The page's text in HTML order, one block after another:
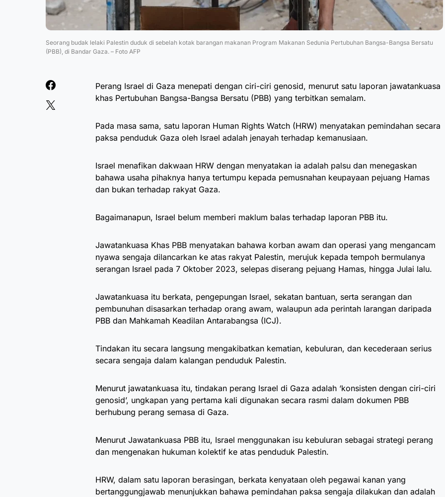
Seorang budak lelaki Palestin duduk di sebelah kotak barangan makanan Program Makanan Sedunia Pertubuhan Bangsa-Bangsa Bersatu
(PBB), di Bandar Gaza. – Foto AFP
Perang Israel di Gaza menepati dengan ciri-ciri genosid, menurut satu laporan jawatankuasa
khas Pertubuhan Bangsa-Bangsa Bersatu (PBB) yang terbitkan semalam.
Pada masa sama, satu laporan Human Rights Watch (HRW) menyatakan pemindahan secara
paksa penduduk Gaza oleh Israel adalah jenayah terhadap kemanusiaan.
Israel menafikan dakwaan HRW dengan menyatakan ia adalah palsu dan menegaskan
bahawa usaha pihaknya hanya tertumpu kepada pemusnahan keupayaan pejuang Hamas
dan bukan terhadap rakyat Gaza.
Bagaimanapun, Israel belum memberi maklum balas terhadap laporan PBB itu.
Jawatankuasa Khas PBB menyatakan bahawa korban awam dan operasi yang mengancam
nyawa sengaja dilancarkan ke atas rakyat Palestin, merujuk kepada tempoh bermulanya
serangan Israel pada 7 Oktober 2023, selepas diserang pejuang Hamas, hingga Julai lalu.
Jawatankuasa itu berkata, pengepungan Israel, sekatan bantuan, serta serangan dan
pembunuhan disasarkan terhadap orang awam, walaupun ada perintah larangan daripada
PBB dan Mahkamah Keadilan Antarabangsa (ICJ).
Tindakan itu secara langsung mengakibatkan kematian, kebuluran, dan kecederaan serius
secara sengaja dalam kalangan penduduk Palestin.
Menurut jawatankuasa itu, tindakan perang Israel di Gaza adalah ‘konsisten dengan ciri-ciri
genosid’, ungkapan yang pertama kali digunakan secara rasmi dalam dokumen PBB
berhubung perang semasa di Gaza.
Menurut Jawatankuasa PBB itu, Israel menggunakan isu kebuluran sebagai strategi perang
dan mengenakan hukuman kolektif ke atas penduduk Palestin.
HRW, dalam satu laporan berasingan, berkata kenyataan oleh pegawai kanan yang
bertanggungjawab menunjukkan bahawa pemindahan paksa sengaja dilakukan dan adalah